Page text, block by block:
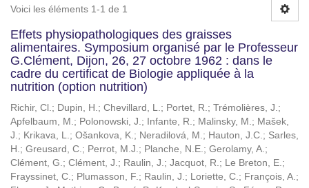
Voici les éléments 1-1 de 1
Effets physiopathologiques des graisses
alimentaires. Symposium organisé par le Professeur
G.Clément, Dijon, 26, 27 octobre 1962 : dans le
cadre du certificat de Biologie appliquée à la
nutrition (option nutrition)
Richir, Cl.; Dupin, H.; Chevillard, L.; Portet, R.; Trémolières, J.;
Apfelbaum, M.; Polonowski, J.; Infante, R.; Malinsky, M.; Mašek,
J.; Krikava, L.; Ošankova, K.; Neradilová, M.; Hauton, J.C.; Sarles,
H.; Greusard, C.; Perrot, M.J.; Planche, N.E.; Gerolamy, A.;
Clément, G.; Clément, J.; Raulin, J.; Jacquot, R.; Le Breton, E.;
Frayssinet, C.; Plumasson, F.; Raulin, J.; Loriette, C.; François, A.;